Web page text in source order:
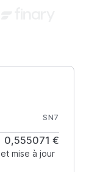
SN7
0,555071 €
mise à jour